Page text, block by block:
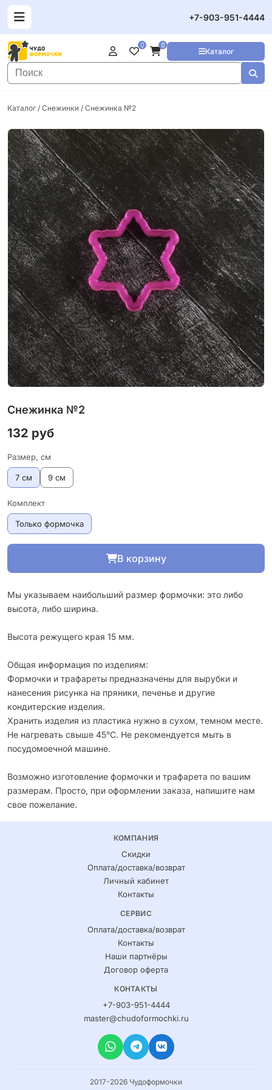
+7-903-951-4444
Каталог
0 0
Каталог / Снежинки / Снежинка №2
Снежинка №2
132 руб
Размер, см
7 см 9 см
Комплект
Только формочка
В корзину
Мы указываем наибольший размер формочки: это либо
высота, либо ширина.
Высота режущего края 15 мм.
Общая информация по изделиям:
Формочки и трафареты предназначены для вырубки и
нанесения рисунка на пряники, печенье и другие
кондитерские изделия.
Хранить изделия из пластика нужно в сухом, темном месте.
Не нагревать свыше 45°С. Не рекомендуется мыть в
посудомоечной машине.
Возможно изготовление формочки и трафарета по вашим
размерам. Просто, при оформлении заказа, напишите нам
свое пожелание.
КОМПАНИЯ
Скидки
Оплата/доставка/возврат
Личный кабинет
Контакты
СЕРВИС
Оплата/доставка/возврат
Контакты
Наши партнёры
Договор оферта
КОНТАКТЫ
+7-903-951-4444
master@chudoformochki.ru
2017-2026 Чудоформочки